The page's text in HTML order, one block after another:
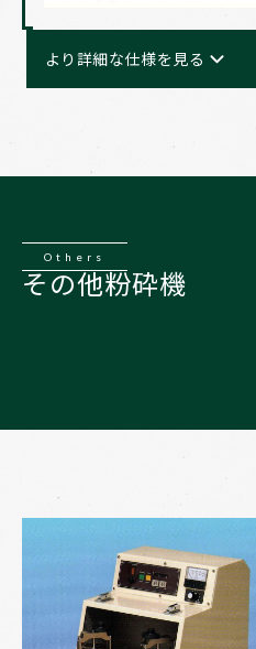
より詳細な仕様を見る
Others​​​​​​​
その他粉砕機